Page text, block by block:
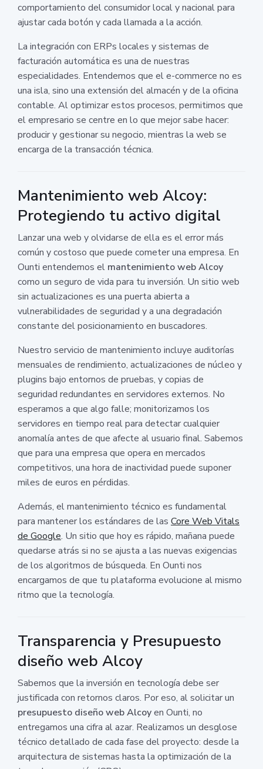
comportamiento del consumidor local y nacional para
ajustar cada botón y cada llamada a la acción.
La integración con ERPs locales y sistemas de
facturación automática es una de nuestras
especialidades. Entendemos que el e-commerce no es
una isla, sino una extensión del almacén y de la oficina
contable. Al optimizar estos procesos, permitimos que
el empresario se centre en lo que mejor sabe hacer:
producir y gestionar su negocio, mientras la web se
encarga de la transacción técnica.
Mantenimiento web Alcoy:
Protegiendo tu activo digital
Lanzar una web y olvidarse de ella es el error más
común y costoso que puede cometer una empresa. En
Ounti entendemos el mantenimiento web Alcoy
como un seguro de vida para tu inversión. Un sitio web
sin actualizaciones es una puerta abierta a
vulnerabilidades de seguridad y a una degradación
constante del posicionamiento en buscadores.
Nuestro servicio de mantenimiento incluye auditorías
mensuales de rendimiento, actualizaciones de núcleo y
plugins bajo entornos de pruebas, y copias de
seguridad redundantes en servidores externos. No
esperamos a que algo falle; monitorizamos los
servidores en tiempo real para detectar cualquier
anomalía antes de que afecte al usuario final. Sabemos
que para una empresa que opera en mercados
competitivos, una hora de inactividad puede suponer
miles de euros en pérdidas.
Además, el mantenimiento técnico es fundamental
para mantener los estándares de las Core Web Vitals
de Google. Un sitio que hoy es rápido, mañana puede
quedarse atrás si no se ajusta a las nuevas exigencias
de los algoritmos de búsqueda. En Ounti nos
encargamos de que tu plataforma evolucione al mismo
ritmo que la tecnología.
Transparencia y Presupuesto
diseño web Alcoy
Sabemos que la inversión en tecnología debe ser
justificada con retornos claros. Por eso, al solicitar un
presupuesto diseño web Alcoyen Ounti, no
entregamos una cifra al azar. Realizamos un desglose
técnico detallado de cada fase del proyecto: desde la
arquitectura de sistemas hasta la optimización de la